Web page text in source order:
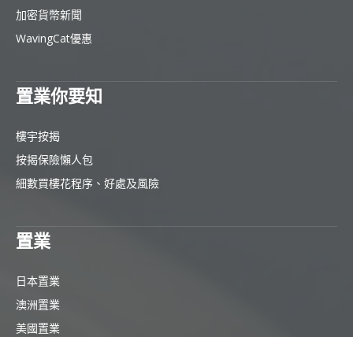
加密貨幣新聞
WavingCat優惠
置業你要知
樓宇按揭
按揭保險懶人包
細數買樓花程序、好處及風險
置業
日本置業
澳洲置業
美國置業